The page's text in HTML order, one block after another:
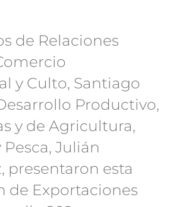
de Relaciones
y Culto, Santiago
Productivo,
y de Agricultura,
Julián
presentaron esta
de Exportaciones